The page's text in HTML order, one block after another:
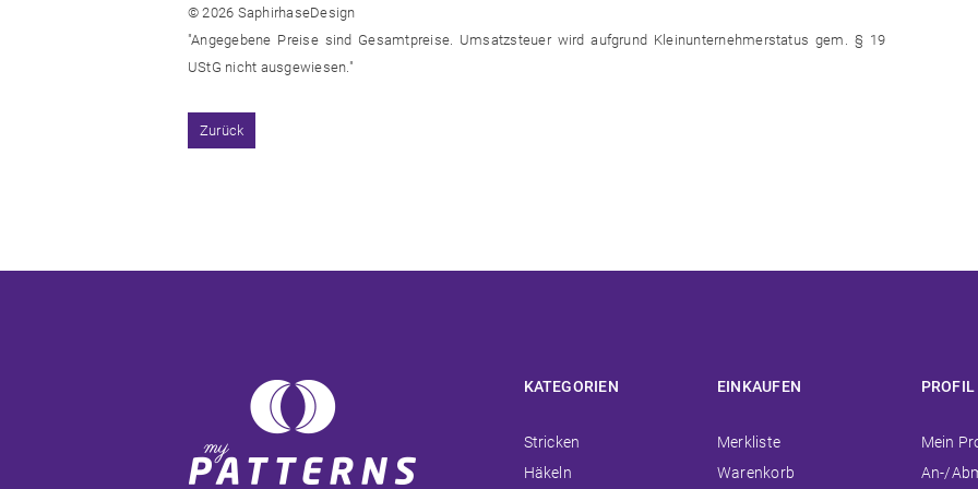
© 2026 SaphirhaseDesign
"Angegebene Preise sind Gesamtpreise. Umsatzsteuer wird aufgrund Kleinunternehmerstatus gem. § 19
UStG nicht ausgewiesen."
Zurück
KATEGORIEN
Navigation
überspringen
Stricken
Häkeln
EINKAUFEN
Navigation
überspringen
Merkliste
Warenkorb
PROFIL
Mein
An-/